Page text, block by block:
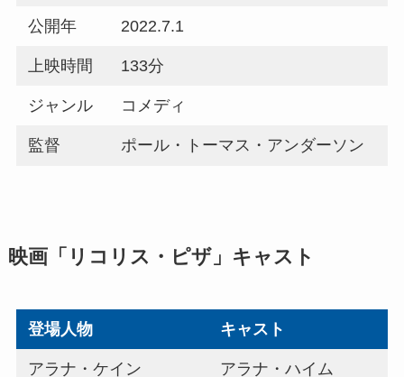
公開年 2022.7.1
上映時間 133分
ジャンル コメディ
監督 ポール・トーマス・アンダーソン
映画「リコリス・ピザ」キャスト
登場人物 キャスト
アラナ・ケイン アラナ・ハイム